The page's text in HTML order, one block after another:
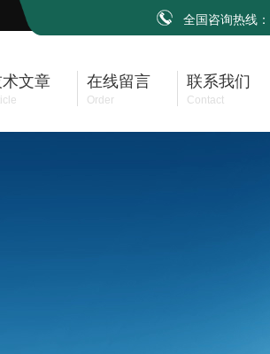
全国咨询热线：
文章 在线留言
Order
联系我们
Contact